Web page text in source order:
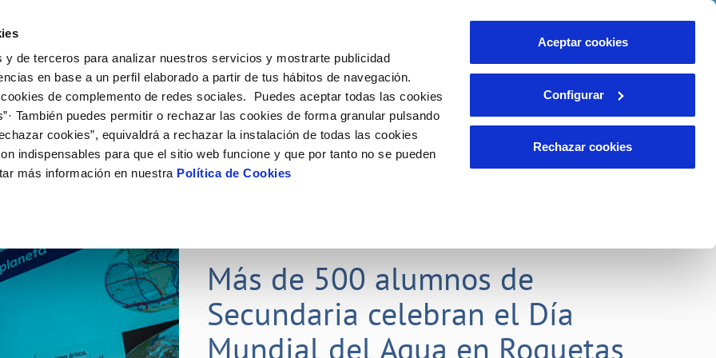
y de terceros para analizar nuestros servicios y mostrarte publicidad
en base a un perfil elaborado a partir de tus hábitos de navegación.
de complemento de redes sociales. Puedes aceptar todas las cookies
También puedes permitir o rechazar las cookies de forma granular pulsando
cookies”, equivaldrá a rechazar la instalación de todas las cookies
indispensables para que el sitio web funcione y que por tanto no se pueden
más información en nuestra Política de Cookies
Aceptar cookies
Configurar
Rechazar cookies
de titular
de suministro
obras
MODIFICACIÓN DE DATOS
Actualizar datos bancarios
Actualizar datos de domicilio
INCIDENCIAS
Comunica anomalías o posibles
VER TODAS LAS GESTIONES
Tu Servicio
AL CLIENTE
contacto
y afectaciones
e impresos
COMPROMISO DE SERVICIO
Carta de compromisos
Customer Counsel (Defensa del cliente)
Tu Agua
del agua
CUIDADOS DEL AGUA
Consejos de ahorro
Medidas contra la sequía
Conócenos
DE GESTIÓN Y CERTIFICADOS
CONTRATACIÓN
Licitaciones en curso
EMPLEO
Nuestros compromisos
Más de 500 alumnos de
Secundaria celebran el Día
Mundial del Agua en Roquetas